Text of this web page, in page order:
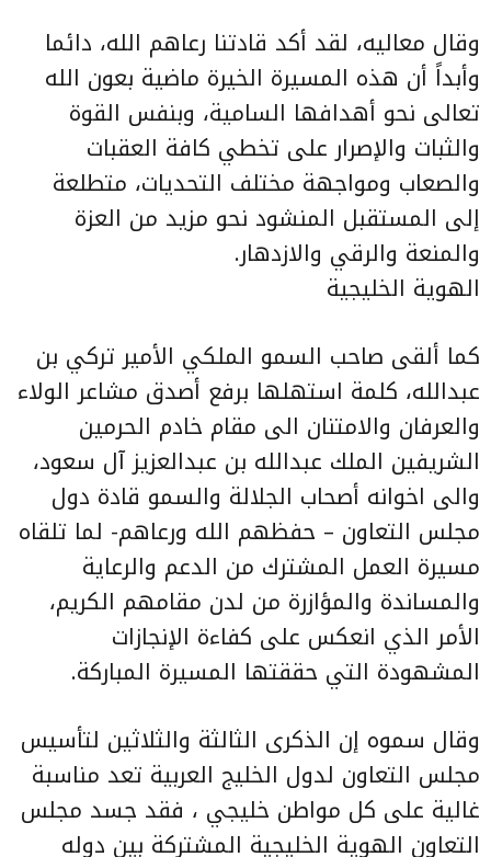
وقال معاليه، لقد أكد قادتنا رعاهم الله، دائما
وأبداً أن هذه المسيرة الخيرة ماضية بعون الله
تعالى نحو أهدافها السامية، وبنفس القوة
والثبات والإصرار على تخطي كافة العقبات
والصعاب ومواجهة مختلف التحديات، متطلعة
إلى المستقبل المنشود نحو مزيد من العزة
والمنعة والرقي والازدهار.
الهوية الخليجية
كما ألقى صاحب السمو الملكي الأمير تركي بن
عبدالله، كلمة استهلها برفع أصدق مشاعر الولاء
والعرفان والامتنان الى مقام خادم الحرمين
الشريفين الملك عبدالله بن عبدالعزيز آل سعود،
والى اخوانه أصحاب الجلالة والسمو قادة دول
مجلس التعاون – حفظهم الله ورعاهم- لما تلقاه
مسيرة العمل المشترك من الدعم والرعاية
والمساندة والمؤازرة من لدن مقامهم الكريم،
الأمر الذي انعكس على كفاءة الإنجازات
المشهودة التي حققتها المسيرة المباركة.
وقال سموه إن الذكرى الثالثة والثلاثين لتأسيس
مجلس التعاون لدول الخليج العربية تعد مناسبة
غالية على كل مواطن خليجي ، فقد جسد مجلس
التعاون الهوية الخليجية المشتركة بين دوله